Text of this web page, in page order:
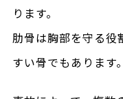
ります。
肋骨は胸部を守る役
すい骨でもあります。